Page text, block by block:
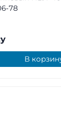
78
В